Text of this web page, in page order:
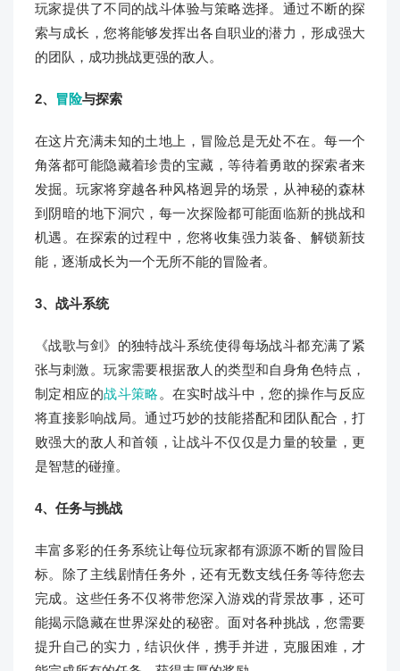
玩家提供了不同的战斗体验与策略选择。通过不断的探
索与成长，您将能够发挥出各自职业的潜力，形成强大
的团队，成功挑战更强的敌人。
2、 冒险与探索
在这片充满未知的土地上，冒险总是无处不在。每一个
角落都可能隐藏着珍贵的宝藏，等待着勇敢的探索者来
发掘。玩家将穿越各种风格迥异的场景，从神秘的森林
到阴暗的地下洞穴，每一次探险都可能面临新的挑战和
机遇。在探索的过程中，您将收集强力装备、解锁新技
能，逐渐成长为一个无所不能的冒险者。
3、战斗系统
《战歌与剑》的独特战斗系统使得每场战斗都充满了紧
张与刺激。玩家需要根据敌人的类型和自身角色特点，
制定相应的战斗策略。在实时战斗中，您的操作与反应
将直接影响战局。通过巧妙的技能搭配和团队配合，打
败强大的敌人和首领，让战斗不仅仅是力量的较量，更
是智慧的碰撞。
4、任务与挑战
丰富多彩的任务系统让每位玩家都有源源不断的冒险目
标。除了主线剧情任务外，还有无数支线任务等待您去
完成。这些任务不仅将带您深入游戏的背景故事，还可
能揭示隐藏在世界深处的秘密。面对各种挑战，您需要
提升自己的实力，结识伙伴，携手并进，克服困难，才